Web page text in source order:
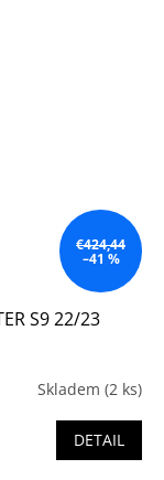
€424,44
–41 %
S9 22/23
Skladem (2 ks)
DETAIL